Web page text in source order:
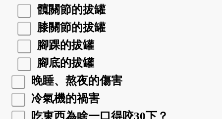
髖關節的拔罐
膝關節的拔罐
腳踝的拔罐
腳底的拔罐
晚睡、熬夜的傷害
冷氣機的禍害
吃東西為啥一口得咬30下？